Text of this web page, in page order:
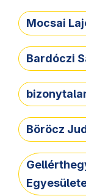
Mocsai
Bardóczi
Böröcz